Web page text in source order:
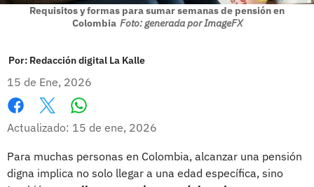
Requisitos y formas para sumar semanas de pensión en
Colombia Foto: generada por ImageFX
Por: Redacción digital La Kalle
15 de Ene, 2026
Facebook
X
Actualizado: 15 de ene, 2026
Para muchas personas en Colombia, alcanzar una pensión
digna implica no solo llegar a una edad específica, sino